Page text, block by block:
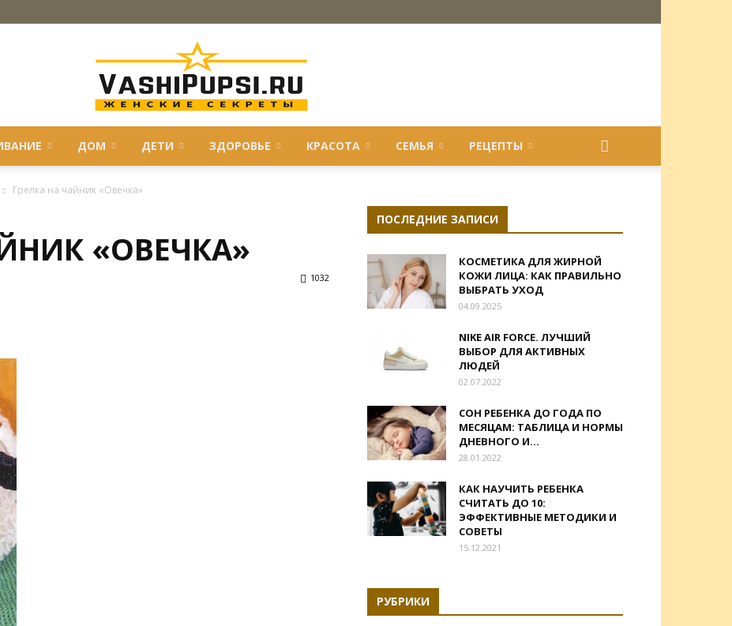
—
ДОМ ДЕТИ ЗДОРОВЬЕ КРАСОТА СЕМЬЯ РЕЦЕПТЫ
Грелка на чайник «Овечка»
«ОВЕЧКА»
1032
ПОСЛЕДНИЕ ЗАПИСИ
КОСМЕТИКА ДЛЯ ЖИРНОЙ
КОЖИ ЛИЦА: КАК ПРАВИЛЬНО
ВЫБРАТЬ УХОД
04.09.2025
NIKE AIR FORCE. ЛУЧШИЙ
ВЫБОР ДЛЯ АКТИВНЫХ
ЛЮДЕЙ
02.07.2022
СОН РЕБЕНКА ДО ГОДА ПО
МЕСЯЦАМ: ТАБЛИЦА И НОРМЫ
ДНЕВНОГО И...
28.01.2022
КАК НАУЧИТЬ РЕБЕНКА
СЧИТАТЬ ДО 10:
ЭФФЕКТИВНЫЕ МЕТОДИКИ И
СОВЕТЫ
15.12.2021
РУБРИКИ